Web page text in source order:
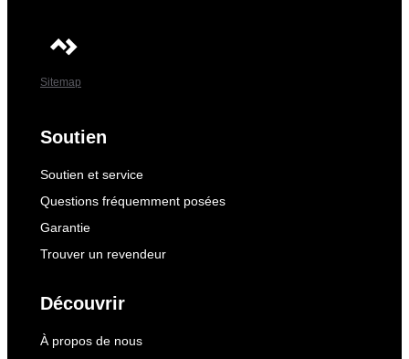
Sitemap
Soutien
Soutien et service
Questions fréquemment posées
Garantie
Trouver un revendeur
Découvrir
À propos de nous